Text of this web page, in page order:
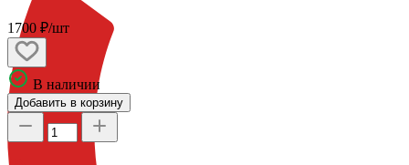
1700 ₽/шт
В наличии
Добавить в корзину